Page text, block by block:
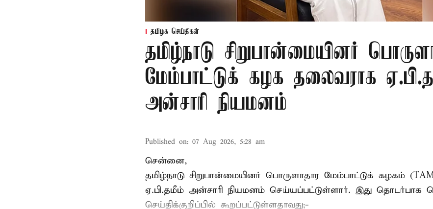
தமிழக செய்திகள்
தமிழ்நாடு சிறுபான்மையினர்
மேம்பாட்டுக் கழக தலைவராக
அன்சாரி நியமனம்
Published on: 07 Aug 2026, 5:28 am
சென்னை,
தமிழ்நாடு சிறுபான்மையினர் பொருளாதார மேம்பாட்டுக் கழகம்
ஏ.பி.தமீம் அன்சாரி நியமனம் செய்யப்பட்டுள்ளார். இது தொடர்பாக
செய்திக்குறிப்பில் கூறப்பட்டுள்ளதாவது;-